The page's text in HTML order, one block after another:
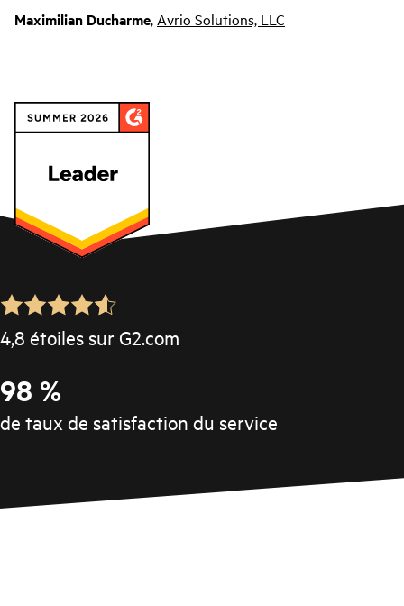
Maximilian Ducharme, Avrio Solutions, LLC
4,8 étoiles sur G2.com
98 %
de taux de satisfaction du service